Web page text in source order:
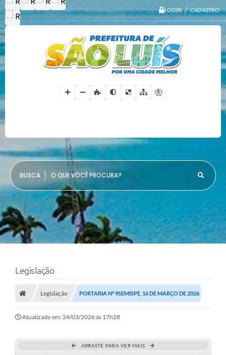
LOGIN / CADASTRO
O QUE VOCÊ PROCURA?
Legislação
Legislação PORTARIA Nº 9SEMISPE, 16 DE MARÇO DE 2026
Atualizado em: 24/03/2026 às 17h28
ARRASTE PARA VER MAIS